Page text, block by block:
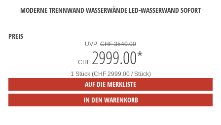
MODERNE TRENNWAND WASSERWÄNDE LED-WASSERWAND SOFORT
PREIS
UVP: CHF 3540.00
CHF 2999.00*
1 Stück (CHF 2999.00 / Stück)
AUF DIE MERKLISTE
IN DEN WARENKORB